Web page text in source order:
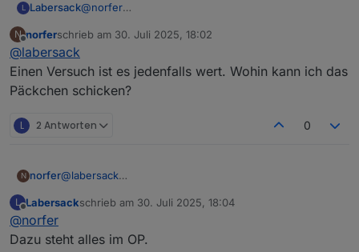
L Labersack@norfer
Gar keine Reaktion kann auch reichlich andere
Aber falls dur mir den einen schicken möchtest, ist
im Karton bestimmt auch noch Platz für die beiden
anderen.
N
Offline
norferschrieb am 30. Juli 2025, 18:02
zuletzt editiert von
@labersack
Einen Versuch ist es jedenfalls wert. Wohin kann ich das
Päckchen schicken?
L 2 Antworten 0
N norfer@labersack
das Päckchen schicken?
L
Offline
Labersackschrieb am 30. Juli 2025, 18:04
zuletzt editiert von
@norfer
Dazu steht alles im OP.